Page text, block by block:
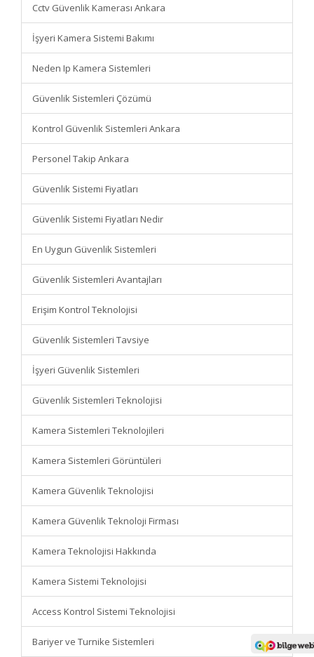
Cctv Güvenlik Kamerası Ankara
İşyeri Kamera Sistemi Bakımı
Neden Ip Kamera Sistemleri
Güvenlik Sistemleri Çözümü
Kontrol Güvenlik Sistemleri Ankara
Personel Takip Ankara
Güvenlik Sistemi Fiyatları
Güvenlik Sistemi Fiyatları Nedir
En Uygun Güvenlik Sistemleri
Güvenlik Sistemleri Avantajları
Erişim Kontrol Teknolojisi
Güvenlik Sistemleri Tavsiye
İşyeri Güvenlik Sistemleri
Güvenlik Sistemleri Teknolojisi
Kamera Sistemleri Teknolojileri
Kamera Sistemleri Görüntüleri
Kamera Güvenlik Teknolojisi
Kamera Güvenlik Teknoloji Firması
Kamera Teknolojisi Hakkında
Kamera Sistemi Teknolojisi
Access Kontrol Sistemi Teknolojisi
Bariyer ve Turnike Sistemleri